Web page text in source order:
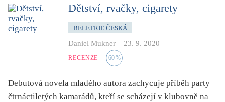
Dětství, rvačky, cigarety
BELETRIE ČESKÁ
Daniel Mukner – 23. 9. 2020
RECENZE 60%
Debutová novela mladého autora zachycuje příběh party
čtrnáctiletých kamarádů, kteří se scházejí v klubovně na